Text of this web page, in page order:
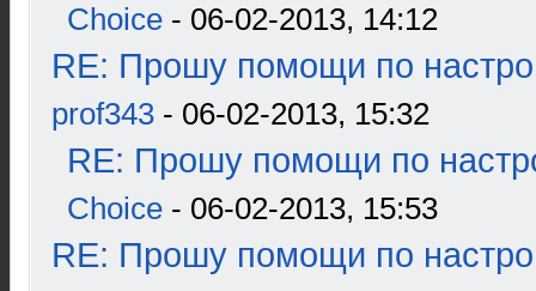
Choice - 06-02-2013, 14:12
RE: Прошу помощи по
prof343 - 06-02-2013, 15:32
RE: Прошу помощи по
Choice - 06-02-2013, 15:53
RE: Прошу помощи по